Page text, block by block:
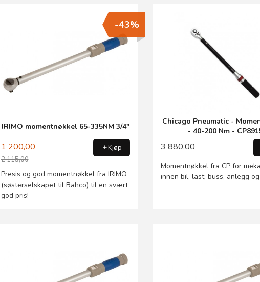
IRIMO momentnøkkel 65-335NM 3/4"
1 200,00
2 115,00
Rabatt
-43%
Kjøp
Presis og god momentnøkkel fra IRIMO
(søsterselskapet til Bahco) til en svært
god pris!
Chicago Pneumatic -
- 40-200 Nm -
3 880,00
Momentnøkkel fra CP for
innen bil, last, buss, anlegg